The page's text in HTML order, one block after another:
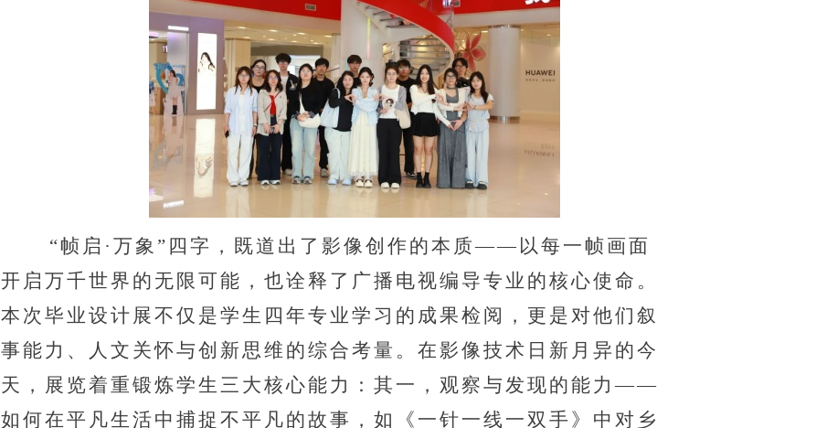
“帧启 · 万象 ” 四字，既道出了影像创作的本质—— 以每一帧画面
开启万千世界的无限可能，也诠释了广播电视编导专业的核心使命。
本次毕业设计展不仅是学生四年专业学习的成果检阅，更是对他们叙
事能力、人文关怀与创新思维的综合考量。在影像技术日新月异的今
天，展览着重锻炼学生三大核心能力：其一，观察与发现的能力——
如何在平凡生活中捕捉不平凡的故事，如《一针一线一双手》中对乡